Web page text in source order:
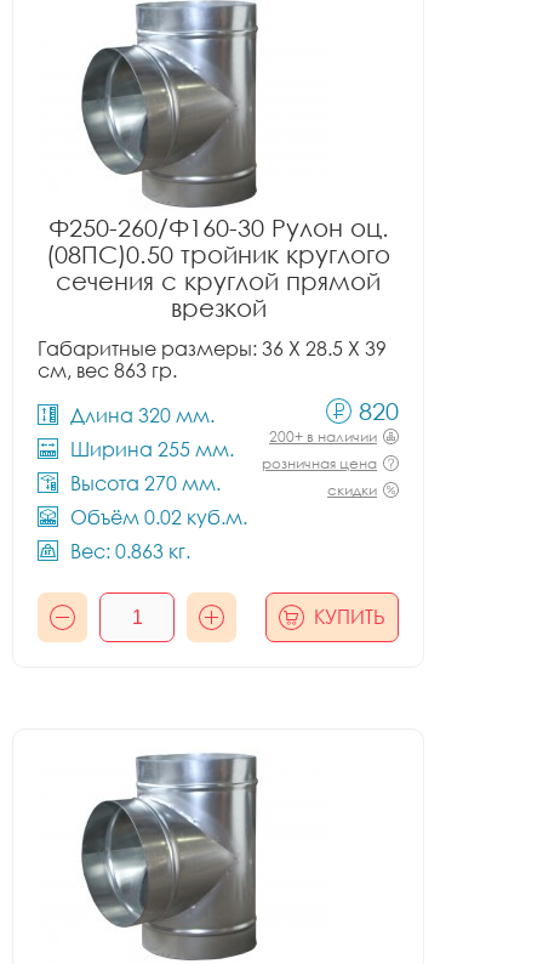
Ф250-260/Ф160-30 Рулон оц.
(08ПС)0.50 тройник круглого
сечения с круглой прямой
врезкой
Габаритные размеры: 36 X 28.5 X 39
см, вес 863 гр.
Длина 320 мм.
Ширина 255 мм.
Высота 270 мм.
Объём 0.02 куб.м.
Вес: 0.863 кг.
820
200+ в наличии
розничная цена
скидки
КУПИТЬ